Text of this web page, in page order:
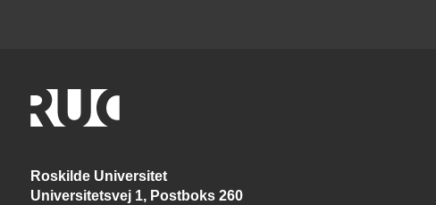
Roskilde Universitet
Universitetsvej 1, Postboks 260